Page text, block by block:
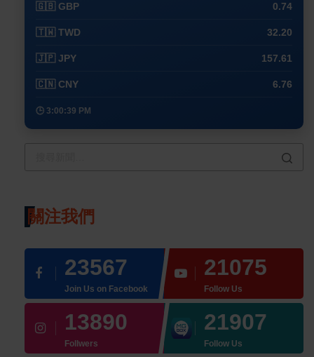
🇬🇧 GBP 0.74
🇹🇼 TWD 32.20
🇯🇵 JPY 157.61
🇨🇳 CNY 6.76
🕒 3:00:39 PM
關注我們
23567
Join Us on Facebook
21075
Follow Us
13890
Follwers
21907
Follow Us